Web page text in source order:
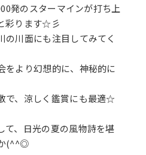
発のスターマインが打ち上
彩ります☆彡
の川面にも注目してみてく
をより幻想的に、神秘的に
で、涼しく鑑賞にも最適☆
て、日光の夏の風物詩を堪
(^^◎